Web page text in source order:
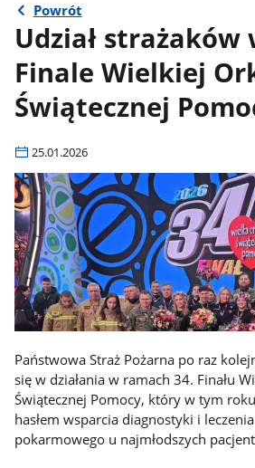
Powrót
Udział strażaków
Finale Wielkiej
Świątecznej
25.01.2026
Państwowa Straż Pożarna po raz
się w działania w ramach 34. Finału
Świątecznej Pomocy, który w tym
hasłem wsparcia diagnostyki i
pokarmowego u najmłodszych